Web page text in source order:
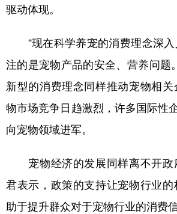
驱动体现。
“现在科学养宠的消费理念深入
注的是宠物产品的安全、营养问题
新型的消费理念同样推动宠物相
物市场竞争日趋激烈，许多国际性
向宠物领域进军。
宠物经济的发展同样离不开政
君表示，政策的支持让宠物行业
助于提升群众对于宠物行业的消费信